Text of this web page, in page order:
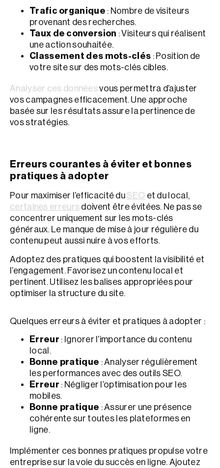
Trafic organique : Nombre de visiteurs
provenant des recherches.
Taux de conversion : Visiteurs qui réalisent
une action souhaitée.
Classement des mots-clés : Position de
votre site sur des mots-clés cibles.
Analyser ces données vous permettra d’ajuster
vos campagnes efficacement. Une approche
basée sur les résultats assure la pertinence de
vos stratégies.
Erreurs courantes à éviter et bonnes
pratiques à adopter
Pour maximiser l’efficacité du SEO et du local,
certaines erreurs doivent être évitées. Ne pas se
concentrer uniquement sur les mots-clés
généraux. Le manque de mise à jour régulière du
contenu peut aussi nuire à vos efforts.
Adoptez des pratiques qui boostent la visibilité et
l’engagement. Favorisez un contenu local et
pertinent. Utilisez les balises appropriées pour
optimiser la structure du site.
Quelques erreurs à éviter et pratiques à adopter :
Erreur : Ignorer l’importance du contenu
local.
Bonne pratique : Analyser régulièrement
les performances avec des outils SEO.
Erreur : Négliger l’optimisation pour les
mobiles.
Bonne pratique : Assurer une présence
cohérente sur toutes les plateformes en
ligne.
Implémenter ces bonnes pratiques propulse votre
entreprise sur la voie du succès en ligne. Ajoutez